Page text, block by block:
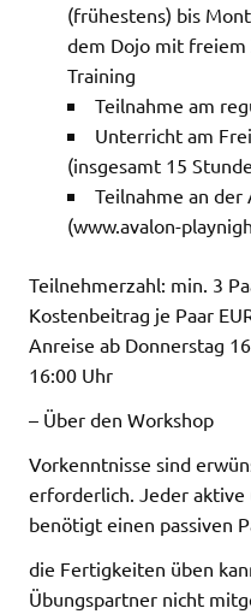
(frühestens) bis
dem Dojo mit freiem
Training
Teilnahme am
Unterricht am
(insgesamt 15
Teilnahme an der
(www.avalon-
Teilnehmerzahl: min. 3
Kostenbeitrag je Paar
Anreise ab Donnerstag
16:00 Uhr
– Über den Workshop
Vorkenntnisse sind
erforderlich. Jeder aktive
benötigt einen passiven
die Fertigkeiten üben
Übungspartner nicht